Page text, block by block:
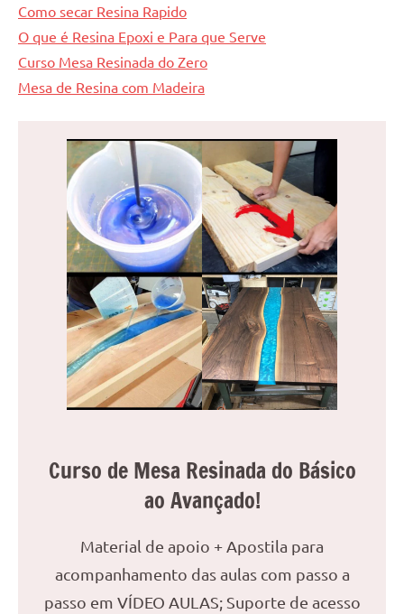
Como secar Resina Rapido
O que é Resina Epoxi e Para que Serve
Curso Mesa Resinada do Zero
Mesa de Resina com Madeira
Curso de Mesa Resinada do Básico
ao Avançado!
Material de apoio + Apostila para
acompanhamento das aulas com passo a
passo em VÍDEO AULAS; Suporte de acesso